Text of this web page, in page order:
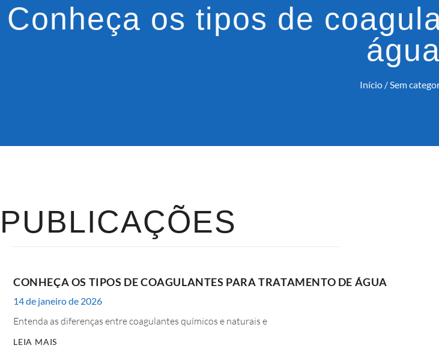
Conheça os tipos de
água
Início / Sem
PUBLICAÇÕES
CONHEÇA OS TIPOS DE COAGULANTES PARA TRATAMENTO DE ÁGUA
14 de janeiro de 2026
Entenda as diferenças entre coagulantes químicos e naturais e
LEIA MAIS